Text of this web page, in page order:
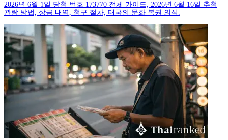
2026년 6월 1일 당첨 번호 173770 전체 가이드, 2026년 6월 16일 추첨
관람 방법, 상금 내역, 청구 절차, 태국의 문화 복권 의식.